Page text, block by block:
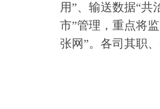
用”、输送数据“共
市”管理，重点将
张网”。各司其职